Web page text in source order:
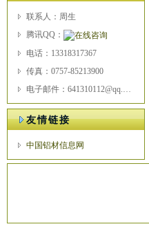
联系人：周生
腾讯QQ：
电话：13318317367
传真：0757-85213900
电子邮件：641310112@qq.com
友情链接
中国铝材信息网